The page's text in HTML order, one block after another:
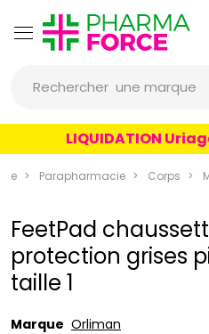
Rechercher
un produit
une marque
LIQUIDATION
Parapharmacie Corps
FeetPad
protection grises
taille 1
Marque Orliman